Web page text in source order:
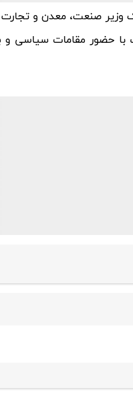
وزیر صنعت، معدن و تجارت
حضور مقامات سیاسی و